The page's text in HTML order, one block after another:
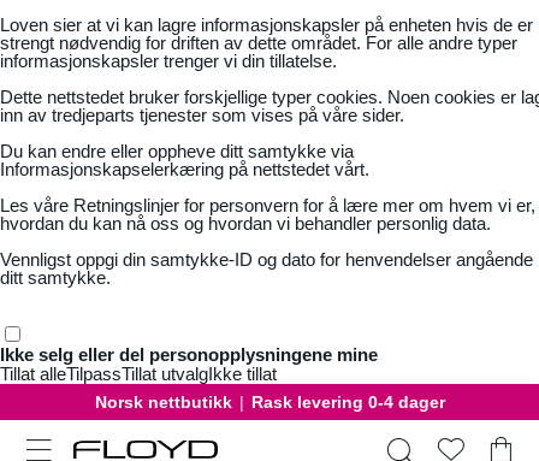
Loven sier at vi kan lagre informasjonskapsler på enheten hvis de er
strengt nødvendig for driften av dette området. For alle andre typer
informasjonskapsler trenger vi din tillatelse.
Dette nettstedet bruker forskjellige typer cookies. Noen cookies er
inn av tredjeparts tjenester som vises på våre sider.
Du kan endre eller oppheve ditt samtykke via
Informasjonskapselerkæring på nettstedet vårt.
Les våre Retningslinjer for personvern for å lære mer om hvem vi er,
hvordan du kan nå oss og hvordan vi behandler personlig data.
Vennligst oppgi din samtykke-ID og dato for henvendelser angående
ditt samtykke.
Ikke selg eller del personopplysningene mine
Tillat alleTilpassTillat utvalgIkke tillat
Norsk nettbutikk | Rask levering 0-4 dager